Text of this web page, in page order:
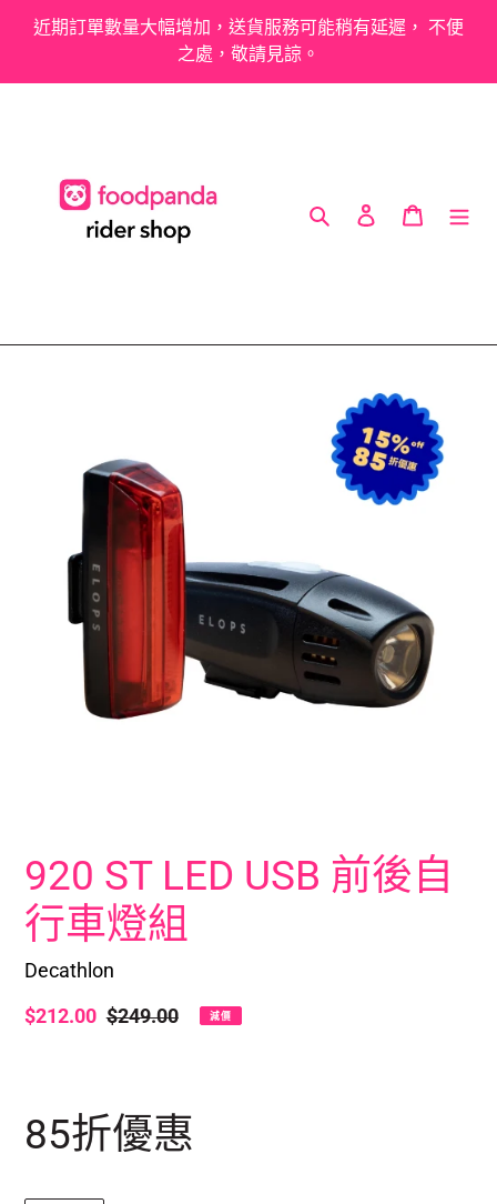
容
近期訂單數量大幅增加，送貨服務可能稍有延遲， 不便
之處，敬請見諒。
搜尋 登入 購物車
920 ST LED USB 前後自
行車燈組
Decathlon
售
$212.00 定
$249.00 減價
將
85折優惠